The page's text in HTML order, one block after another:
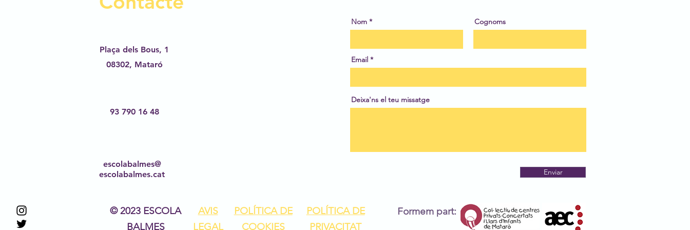
Plaça dels Bous, 1
08302, Mataró
93 790 16 48
escolabalmes@
escolabalmes.cat
Nom Cognoms
Email
Deixa'ns el teu missatge
Enviar
© 2023 ESCOLA
BALMES
AVIS
LEGAL
POLÍTICA DE
COOKIES
POLÍTICA DE
PRIVACITAT
Formem part: